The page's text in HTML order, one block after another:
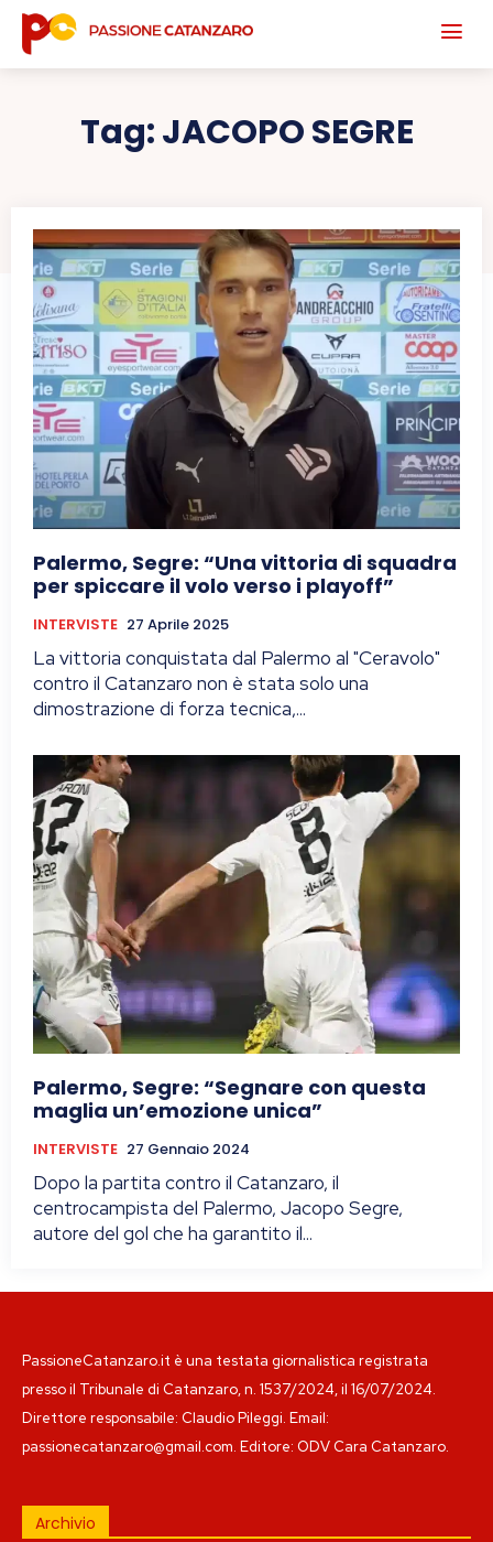
Tag:JACOPO SEGRE
Palermo, Segre: “Una vittoria di squadra
per spiccare il volo verso i playoff”
INTERVISTE 27 Aprile 2025
La vittoria conquistata dal Palermo al "Ceravolo"
contro il Catanzaro non è stata solo una
dimostrazione di forza tecnica,...
Palermo, Segre: “Segnare con questa
maglia un’emozione unica”
INTERVISTE 27 Gennaio 2024
Dopo la partita contro il Catanzaro, il
centrocampista del Palermo, Jacopo Segre,
autore del gol che ha garantito il...
PassioneCatanzaro.it è una testata giornalistica registrata
presso il Tribunale di Catanzaro, n. 1537/2024, il 16/07/2024.
Direttore responsabile: Claudio Pileggi. Email:
passionecatanzaro@gmail.com. Editore: ODV Cara Catanzaro.
Archivio